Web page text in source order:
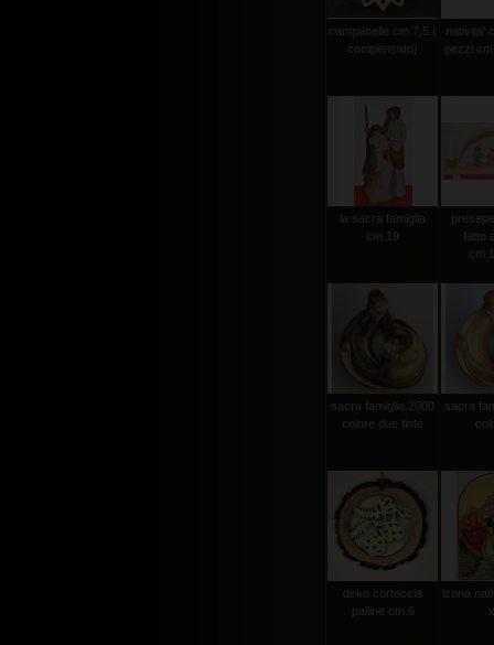
campanelle cm.7,5 (
compensato)
nativita'
pezzi
la sacra famiglia
cm.19
fatto
sacra famiglia 2000
colore due tinte
sacra
deko corteccia
palline cm.6
icona